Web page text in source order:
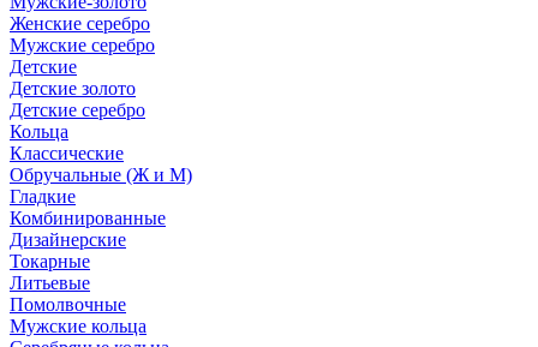
Женские серебро
Мужские серебро
Детские
Детские золото
Детские серебро
Кольца
Классические
Обручальные (Ж и М)
Гладкие
Комбинированные
Дизайнерские
Токарные
Литьевые
Помолвочные
Мужские кольца